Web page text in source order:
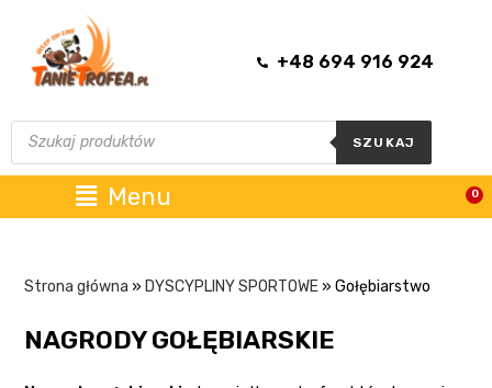
+48 694 916 924
SZUKAJ
Menu 0
Strona główna » DYSCYPLINY SPORTOWE »Gołębiarstwo
NAGRODY GOŁĘBIARSKIE